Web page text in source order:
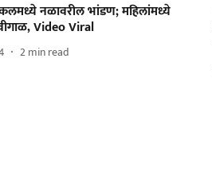
नळावरील भांडण; महिलांमध्ये
Video Viral
2min read